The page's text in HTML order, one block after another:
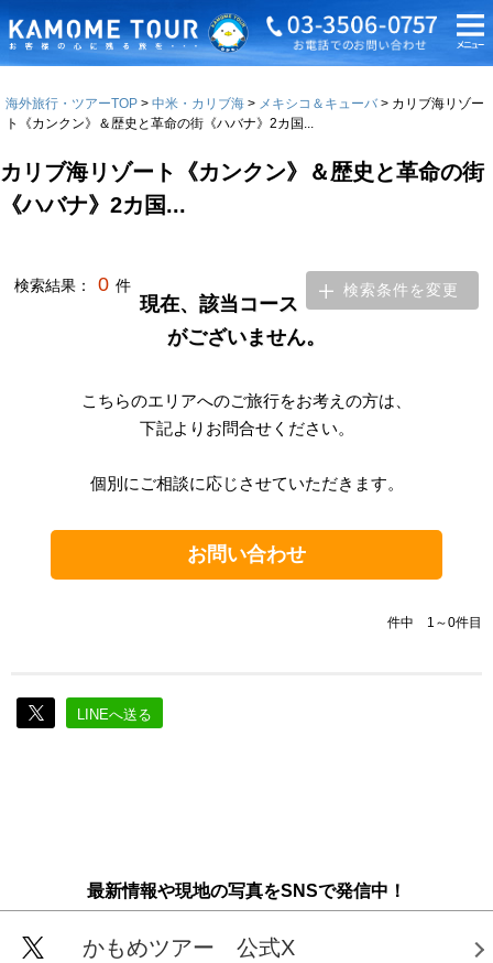
海外旅行・ツアーTOP 中米・カリブ海 メキシコ＆キューバ
カリブ海リゾー
ト《カンクン》＆歴史と革命の街《ハバナ》2カ国...
カリブ海リゾート《カンクン》＆歴史と革命の街
《ハバナ》2カ国...
検索結果： 0 件 検索条件を変更
現在、該当コース
がございません。
こちらのエリアへのご旅行をお考えの方は、
下記よりお問合せください。
個別にご相談に応じさせていただきます。
お問い合わせ
件中 1～0件目
LINEへ送る
最新情報や現地の写真をSNSで発信中！
かもめツアー 公式X